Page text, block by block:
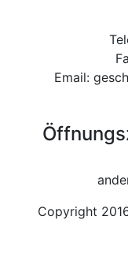
Email:
Copyright